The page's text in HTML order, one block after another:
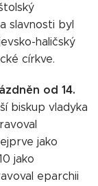
slavnosti byl
haličský
církve.
od 14.
biskup vladyka
jako
jako
eparchii